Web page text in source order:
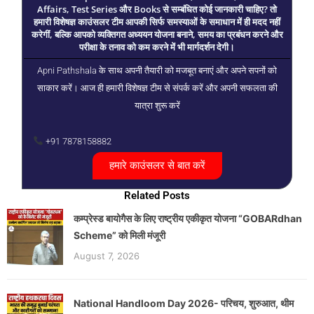
Affairs, Test Series और Books से सम्बंधित कोई जानकारी चाहिए? तो
हमारी विशेषज्ञ काउंसलर टीम आपकी सिर्फ समस्याओं के समाधान में ही मदद नहीं
करेगीं, बल्कि आपको व्यक्तिगत अध्ययन योजना बनाने, समय का प्रबंधन करने और
परीक्षा के तनाव को कम करने में भी मार्गदर्शन देगी।
Apni Pathshala के साथ अपनी तैयारी को मजबूत बनाएं और अपने सपनों को
साकार करें। आज ही हमारी विशेषज्ञ टीम से संपर्क करें और अपनी सफलता की
यात्रा शुरू करें
+91 7878158882
हमारे काउंसलर से बात करें
Related Posts
कम्प्रेस्ड बायोगैस के लिए राष्ट्रीय एकीकृत योजना “GOBARdhan
Scheme” को मिली मंजूरी
August 7, 2026
National Handloom Day 2026- परिचय, शुरुआत, थीम